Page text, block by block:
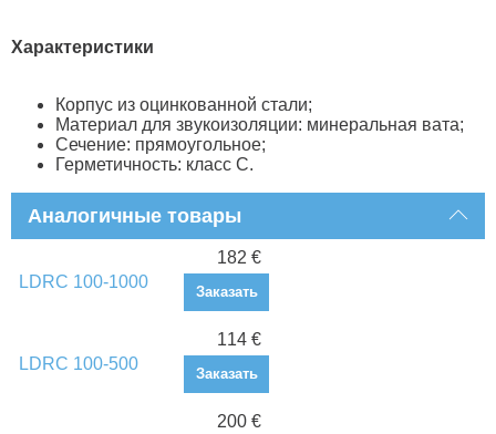
Характеристики
Корпус из оцинкованной стали;
Материал для звукоизоляции: минеральная вата;
Сечение: прямоугольное;
Герметичность: класс С.
Аналогичные товары
LDRC 100-1000
182 €
Заказать
LDRC 100-500
114 €
Заказать
200 €